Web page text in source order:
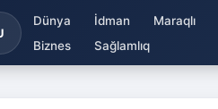
Dünya İdman Maraqlı
Biznes
Sağlamlıq